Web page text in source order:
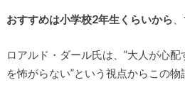
おすすめは小学校2年生くらいから
ロアルド・ダール氏は、”大人が心
を怖がらない”という視点からこの物